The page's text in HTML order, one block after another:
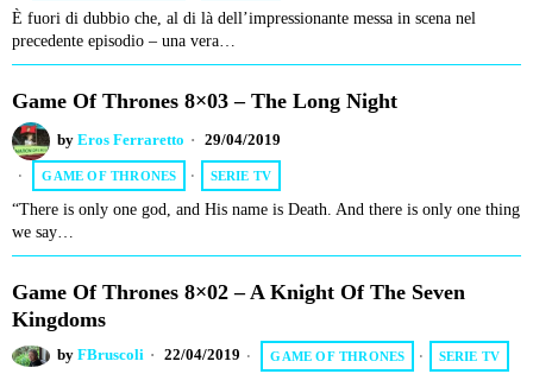
È fuori di dubbio che, al di là dell’impressionante messa in scena nel
precedente episodio – una vera…
Game Of Thrones 8×03 – The Long Night
by Eros Ferraretto 29/04/2019
GAME OF THRONES · SERIE TV
“There is only one god, and His name is Death. And there is only one thing
we say…
Game Of Thrones 8×02 – A Knight Of The Seven
Kingdoms
by FBruscoli 22/04/2019 GAME OF THRONES · SERIE TV